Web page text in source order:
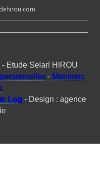
- Etude Selarl HIROU
- Mentions
Log - Design : agence